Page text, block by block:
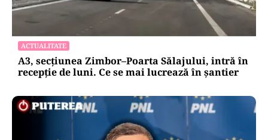
ACTUALITATE
A3, secțiunea Zimbor–Poarta Sălajului, intră în
recepție de luni. Ce se mai lucrează în șantier